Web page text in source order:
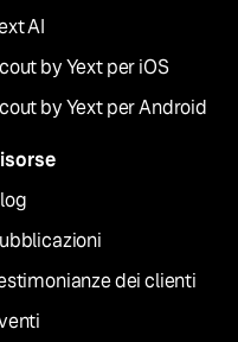
AI
by Yext per iOS
by Yext per Android
dei clienti